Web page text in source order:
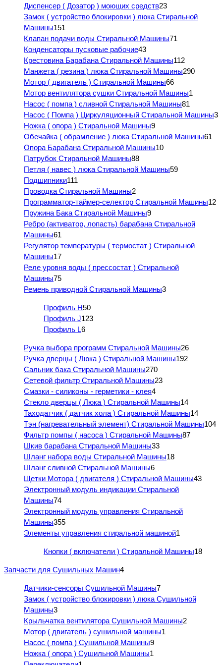
Диспенсер ( Дозатор ) моющих средств23
Замок ( устройство блокировки ) люка Стиральной
Машины151
Клапан подачи воды Стиральной Машины71
Конденсаторы пусковые рабочие43
Крестовина Барабана Стиральной Машины112
Манжета ( резина ) люка Стиральной Машины290
Мотор ( двигатель ) Стиральной Машины66
Мотор вентилятора сушки Стиральной Машины1
Насос ( помпа ) сливной Стиральной Машины81
Насос ( Помпа ) Циркуляционный Стиральной Машины3
Ножка ( опора ) Стиральной Машины9
Обечайка ( обрамление ) люка Стиральной Машины61
Опора Барабана Стиральной Машины10
Патрубок Стиральной Машины88
Петля ( навес ) люка Стиральной Машины59
Подшипники111
Проводка Стиральной Машины2
Программатор-таймер-селектор Стиральной Машины12
Пружина Бака Стиральной Машины9
Ребро (активатор, лопасть) барабана Стиральной
Машины61
Регулятор температуры ( термостат ) Стиральной
Машины17
Реле уровня воды ( прессостат ) Стиральной
Машины75
Ремень приводной Стиральной Машины3
Профиль H50
Профиль J123
Профиль L6
Ручка выбора программ Стиральной Машины26
Ручка дверцы ( Люка ) Стиральной Машины192
Сальник бака Стиральной Машины270
Сетевой фильтр Стиральной Машины23
Смазки - силиконы - герметики - клея4
Стекло дверцы ( Люка ) Стиральной Машины14
Таходатчик ( датчик хола ) Стиральной Машины14
Тэн (нагревательный элемент) Стиральной Машины104
Фильтр помпы ( насоса ) Стиральной Машины87
Шкив барабана Стиральной Машины33
Шланг набора воды Стиральной Машины18
Шланг сливной Стиральной Машины6
Щетки Мотора ( двигателя ) Стиральной Машины43
Электронный модуль индикации Стиральной
Машины74
Электронный модуль управления Стиральной
Машины355
Элементы управления стиральной машиной1
Кнопки ( включатели ) Стиральной Машины18
Запчасти для Сушильных Машин4
Датчики-сенсоры Сушильной Машины7
Замок ( устройство блокировки ) люка Сушильной
Машины3
Крыльчатка вентилятора Сушильной Машины2
Мотор ( двигатель ) сушильной машины1
Насос ( помпа ) Сушильной Машины9
Ножка ( опора ) Сушильной Машины1